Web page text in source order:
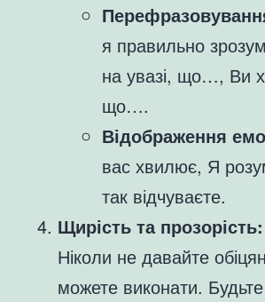
я правильно
на увазі, що…, Ви
що….
Відображення
вас хвилює, Я
так відчуваєте.
Щирість та прозорість:
Ніколи не давайте
можете виконати.